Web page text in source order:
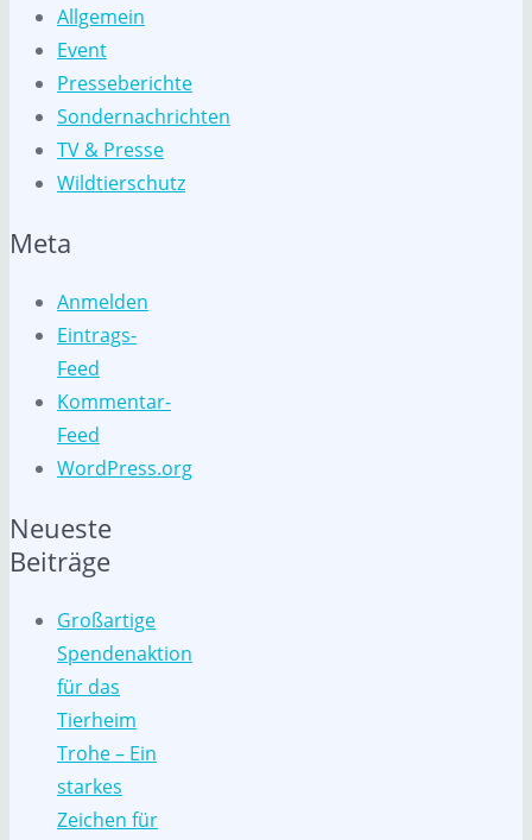
Allgemein
Event
Presseberichte
Sondernachrichten
TV & Presse
Wildtierschutz
Meta
Anmelden
Eintrags-
Feed
Kommentar-
Feed
WordPress.org
Neueste
Beiträge
Großartige
Spendenaktion
für das
Tierheim
Trohe – Ein
starkes
Zeichen für